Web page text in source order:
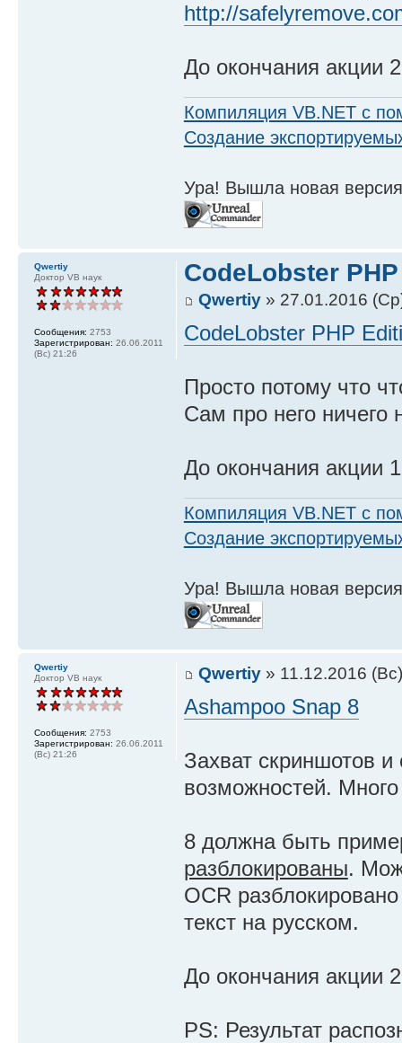
http://
До окончания акции
Компиляция VB.NET с
Создание
Ура! Вышла новая
Qwertiy
Доктор VB наук
Сообщения: 2753
Зарегистрирован: 26.06.2011
(Вс) 21:26
CodeLobster
Qwertiy» 27.01.2016
CodeLobster PHP
Просто потому что
Сам про него ничего
До окончания акции
Компиляция VB.NET с
Создание
Ура! Вышла новая
Qwertiy
Доктор VB наук
Сообщения: 2753
Зарегистрирован: 26.06.2011
(Вс) 21:26
Qwertiy» 11.12.2016
Ashampoo Snap 8
Захват скриншотов
возможностей.
8 должна быть
разблокированы.
OCR
текст на русском.
До окончания акции
PS: Результат